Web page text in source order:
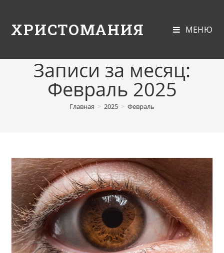
ХРИСТОМАНИЯ МЕНЮ
Записи за месяц:
Февраль 2025
Главная > 2025 > Февраль